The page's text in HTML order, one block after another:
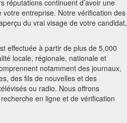
réputations continuent d’avoir une
votre entreprise. Notre vérification des
du vrai visage de votre candidat,
effectuée à partir de plus de 5,000
locale, régionale, nationale et
notamment des journaux,
des fils de nouvelles et des
ou radio. Nous offrons
en ligne et de vérification